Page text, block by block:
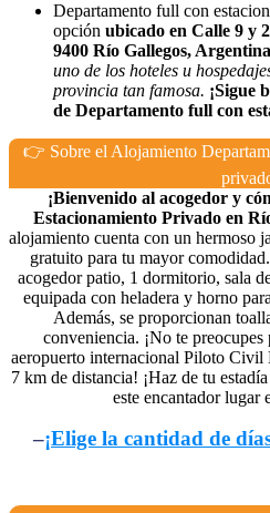
Departamento full con
opción ubicado en Calle 9 y
9400 Río Gallegos,
uno de los hoteles u
provincia tan famosa. ¡Sigue
de Departamento full con
👉 Sobre el Alojamiento
¡Bienvenido al acogedor y
Estacionamiento Privado en
alojamiento cuenta con un hermoso
gratuito para tu mayor
acogedor patio, 1 dormitorio, sala
equipada con heladera y horno
Además, se proporcionan
conveniencia. ¡No te
aeropuerto internacional Piloto Civil
7 km de distancia! ¡Haz de tu
este encantador lugar
–¡Elige la cantidad de